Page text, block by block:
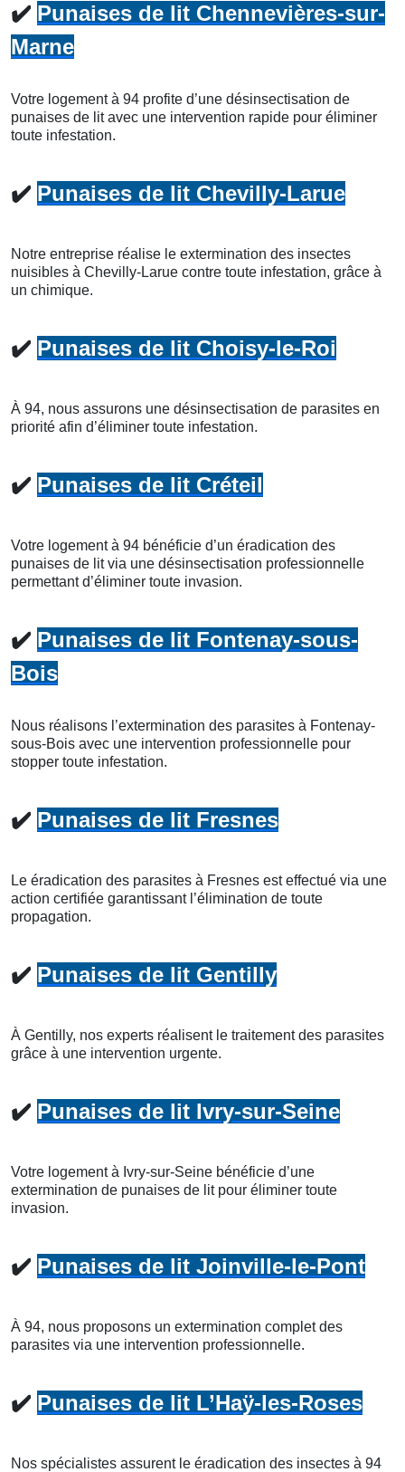
✔️ Punaises de lit Chennevières-sur-
Marne
Votre logement à 94 profite d’une désinsectisation de
punaises de lit avec une intervention rapide pour éliminer
toute infestation.
✔️ Punaises de lit Chevilly-Larue
Notre entreprise réalise le extermination des insectes
nuisibles à Chevilly-Larue contre toute infestation, grâce à
un chimique.
✔️ Punaises de lit Choisy-le-Roi
À 94, nous assurons une désinsectisation de parasites en
priorité afin d’éliminer toute infestation.
✔️ Punaises de lit Créteil
Votre logement à 94 bénéficie d’un éradication des
punaises de lit via une désinsectisation professionnelle
permettant d’éliminer toute invasion.
✔️ Punaises de lit Fontenay-sous-
Bois
Nous réalisons l’extermination des parasites à Fontenay-
sous-Bois avec une intervention professionnelle pour
stopper toute infestation.
✔️ Punaises de lit Fresnes
Le éradication des parasites à Fresnes est effectué via une
action certifiée garantissant l’élimination de toute
propagation.
✔️ Punaises de lit Gentilly
À Gentilly, nos experts réalisent le traitement des parasites
grâce à une intervention urgente.
✔️ Punaises de lit Ivry-sur-Seine
Votre logement à Ivry-sur-Seine bénéficie d’une
extermination de punaises de lit pour éliminer toute
invasion.
✔️ Punaises de lit Joinville-le-Pont
À 94, nous proposons un extermination complet des
parasites via une intervention professionnelle.
✔️ Punaises de lit L’Haÿ-les-Roses
Nos spécialistes assurent le éradication des insectes à 94